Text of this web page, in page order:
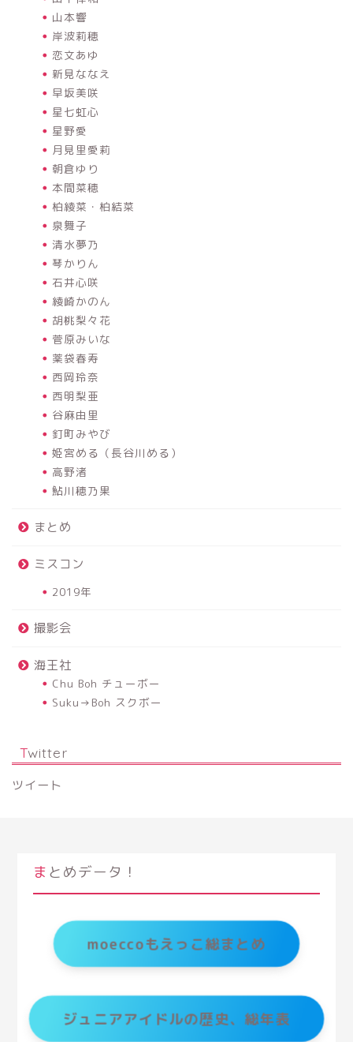
山本響
岸波莉穂
恋文あゆ
新見ななえ
早坂美咲
星七虹心
星野愛
月見里愛莉
朝倉ゆり
本間菜穂
柏綾菜・柏結菜
泉舞子
清水夢乃
琴かりん
石井心咲
綾崎かのん
胡桃梨々花
菅原みいな
薬袋春寿
西岡玲奈
西明梨亜
谷麻由里
釘町みやび
姫宮める（長谷川める）
高野渚
鮎川穂乃果
まとめ
ミスコン
2019年
撮影会
海王社
Chu Boh チューボー
Suku→Boh スクボー
Twitter
ツイート
まとめデータ！
moeccoもえっこ総まとめ
ジュニアアイドルの歴史、総年表